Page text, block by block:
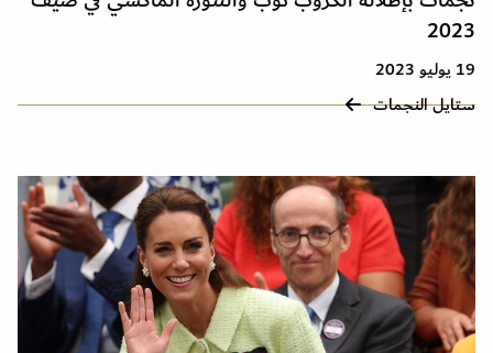
2023
19 يوليو 2023
ستايل النجمات